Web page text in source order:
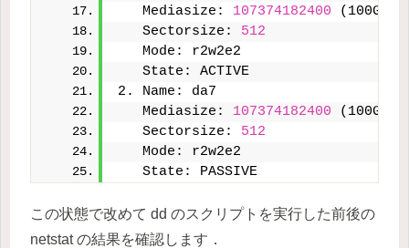
   Mediasize:
107374182400 (100G)
   Sectorsize:
512
   Mode: r2w2e2
   State: ACTIVE
2. Name: da7
   Mediasize:
107374182400 (100G)
   Sectorsize:
512
   Mode: r2w2e2
   State: PASSIVE
この状態で改めて dd のスクリプトを実行した前後の
netstat の結果を確認します．